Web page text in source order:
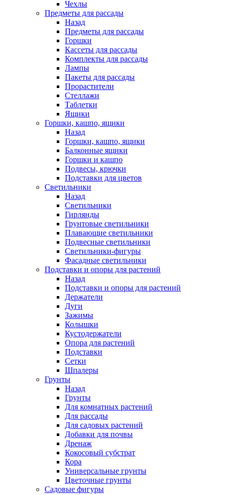
Чехлы
Предметы для рассады
Назад
Предметы для рассады
Горшки
Кассеты для рассады
Комплекты для рассады
Лампы
Пакеты для рассады
Прорастители
Стеллажи
Таблетки
Ящики
Горшки, кашпо, ящики
Назад
Горшки, кашпо, ящики
Балконные ящики
Горшки и кашпо
Подвесы, крючки
Подставки для цветов
Светильники
Назад
Светильники
Гирлянды
Грунтовые светильники
Плавающие светильники
Подвесные светильники
Светильники-фигуры
Фасадные светильники
Подставки и опоры для растений
Назад
Подставки и опоры для растений
Держатели
Дуги
Зажимы
Колышки
Кустодержатели
Опора для растений
Подставки
Сетки
Шпалеры
Грунты
Назад
Грунты
Для комнатных растений
Для рассады
Для садовых растений
Добавки для почвы
Дренаж
Кокосовый субстрат
Кора
Универсальные грунты
Цветочные грунты
Садовые фигуры